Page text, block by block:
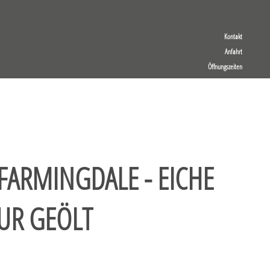
Kontakt
Anfahrt
Öffnungszeiten
- EICHE
GEÖLT